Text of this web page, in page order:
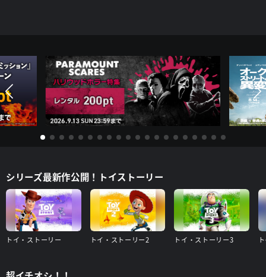
シリーズ最新作公開！トイストーリー
トイ・ストーリー トイ・ストーリー2 トイ・ストーリー3